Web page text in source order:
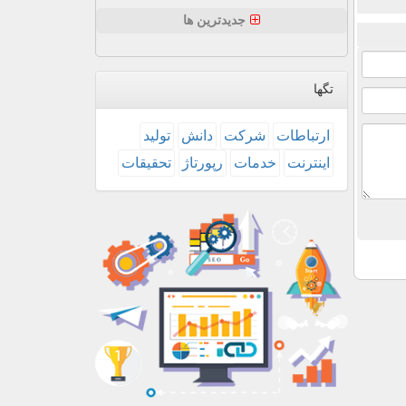
جدیدترین ها
تگها
ارتباطات شركت دانش
تولید
اینترنت
خدمات رپورتاژ تحقیقات